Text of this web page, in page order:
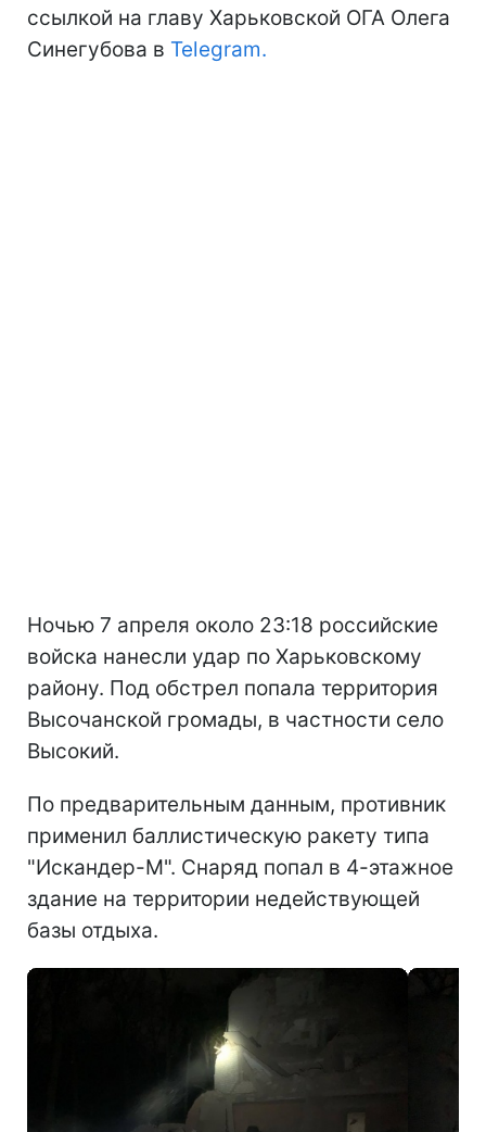
ссылкой на главу Харьковской ОГА Олега
Синегубова в Telegram.
Ночью 7 апреля около 23:18 российские
войска нанесли удар по Харьковскому
району. Под обстрел попала территория
Высочанской громады, в частности село
Высокий.
По предварительным данным, противник
применил баллистическую ракету типа
"Искандер-М". Снаряд попал в 4-этажное
здание на территории недействующей
базы отдыха.